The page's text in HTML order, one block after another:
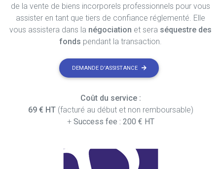
de la vente de biens incorporels professionnels pour vous
assister en tant que tiers de confiance réglementé. Elle
vous assistera dans la négociation et sera séquestre des
fonds pendant la transaction.
DEMANDE D'ASSISTANCE
Coût du service :
69 € HT(facturé au début et non remboursable)
+ Success fee : 200 € HT